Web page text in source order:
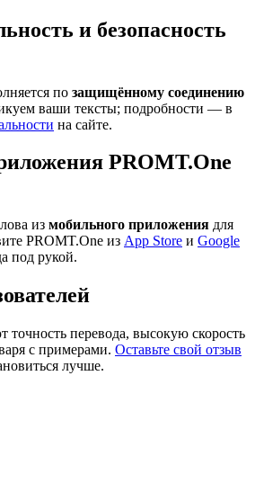
и безопасность
по защищённому соединению
ваши тексты; подробности — в
на сайте.
PROMT.One
из мобильного приложения для
PROMT.One из App Store и Google
под рукой.
точность перевода, высокую скорость
с примерами. Оставьте свой отзыв
лучше.